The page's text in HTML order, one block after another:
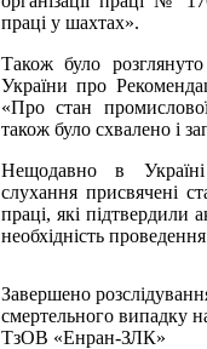
праці у шахтах».
Також було
України про
«Про стан
також було схвалено і
Нещодавно в
слухання присвячені
праці, які підтвердили
необхідність
Завершено
смертельного випадку
ТзОВ «Енран-ЗЛК»